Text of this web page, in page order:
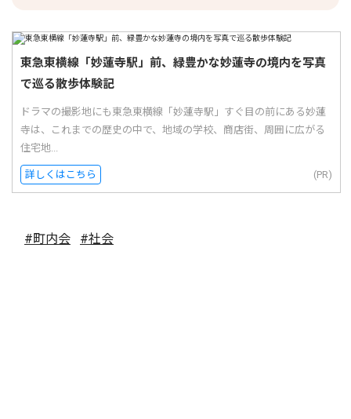
東急東横線「妙蓮寺駅」前、緑豊かな妙蓮寺の境内を写真
で巡る散歩体験記
ドラマの撮影地にも東急東横線「妙蓮寺駅」すぐ目の前にある妙蓮
寺は、これまでの歴史の中で、地域の学校、商店街、周囲に広がる
住宅地...
詳しくはこちら (PR)
#町内会 #社会